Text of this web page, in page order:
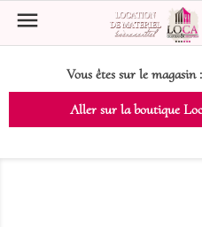
Vous êtes sur le magasin :
Aller sur la boutique
